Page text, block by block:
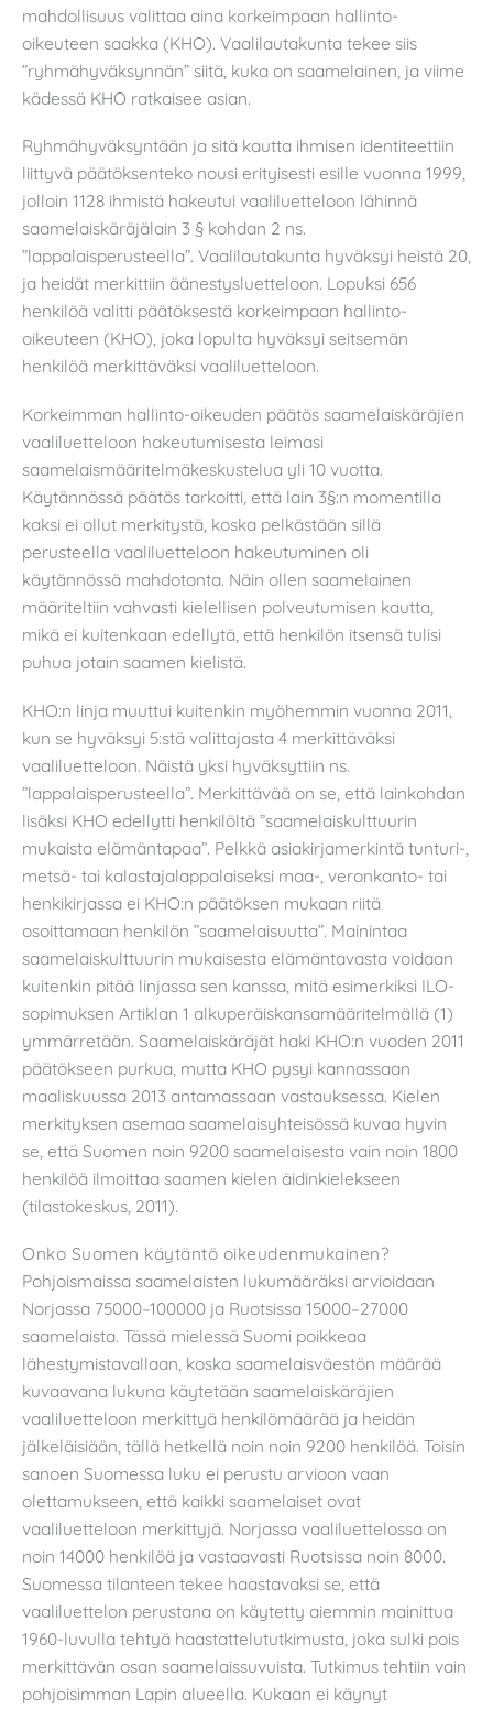
mahdollisuus valittaa aina korkeimpaan hallinto-
oikeuteen saakka (KHO). Vaalilautakunta tekee siis
”ryhmähyväksynnän” siitä, kuka on saamelainen, ja viime
kädessä KHO ratkaisee asian.
Ryhmähyväksyntään ja sitä kautta ihmisen identiteettiin
liittyvä päätöksenteko nousi erityisesti esille vuonna 1999,
jolloin 1128 ihmistä hakeutui vaaliluetteloon lähinnä
saamelaiskäräjälain 3 § kohdan 2 ns.
”lappalaisperusteella”. Vaalilautakunta hyväksyi heistä 20,
ja heidät merkittiin äänestysluetteloon. Lopuksi 656
henkilöä valitti päätöksestä korkeimpaan hallinto-
oikeuteen (KHO), joka lopulta hyväksyi seitsemän
henkilöä merkittäväksi vaaliluetteloon.
Korkeimman hallinto-oikeuden päätös saamelaiskäräjien
vaaliluetteloon hakeutumisesta leimasi
saamelaismääritelmäkeskustelua yli 10 vuotta.
Käytännössä päätös tarkoitti, että lain 3§:n momentilla
kaksi ei ollut merkitystä, koska pelkästään sillä
perusteella vaaliluetteloon hakeutuminen oli
käytännössä mahdotonta. Näin ollen saamelainen
määriteltiin vahvasti kielellisen polveutumisen kautta,
mikä ei kuitenkaan edellytä, että henkilön itsensä tulisi
puhua jotain saamen kielistä.
KHO:n linja muuttui kuitenkin myöhemmin vuonna 2011,
kun se hyväksyi 5:stä valittajasta 4 merkittäväksi
vaaliluetteloon. Näistä yksi hyväksyttiin ns.
”lappalaisperusteella”. Merkittävää on se, että lainkohdan
lisäksi KHO edellytti henkilöltä ”saamelaiskulttuurin
mukaista elämäntapaa”. Pelkkä asiakirjamerkintä tunturi-,
metsä- tai kalastajalappalaiseksi maa-, veronkanto- tai
henkikirjassa ei KHO:n päätöksen mukaan riitä
osoittamaan henkilön ”saamelaisuutta”. Mainintaa
saamelaiskulttuurin mukaisesta elämäntavasta voidaan
kuitenkin pitää linjassa sen kanssa, mitä esimerkiksi ILO-
sopimuksen Artiklan 1 alkuperäiskansamääritelmällä (1)
ymmärretään. Saamelaiskäräjät haki KHO:n vuoden 2011
päätökseen purkua, mutta KHO pysyi kannassaan
maaliskuussa 2013 antamassaan vastauksessa. Kielen
merkityksen asemaa saamelaisyhteisössä kuvaa hyvin
se, että Suomen noin 9200 saamelaisesta vain noin 1800
henkilöä ilmoittaa saamen kielen äidinkielekseen
(tilastokeskus, 2011).
Onko Suomen käytäntö oikeudenmukainen?
Pohjoismaissa saamelaisten lukumääräksi arvioidaan
Norjassa 75000–100000 ja Ruotsissa 15000–27000
saamelaista. Tässä mielessä Suomi poikkeaa
lähestymistavallaan, koska saamelaisväestön määrää
kuvaavana lukuna käytetään saamelaiskäräjien
vaaliluetteloon merkittyä henkilömäärää ja heidän
jälkeläisiään, tällä hetkellä noin noin 9200 henkilöä. Toisin
sanoen Suomessa luku ei perustu arvioon vaan
olettamukseen, että kaikki saamelaiset ovat
vaaliluetteloon merkittyjä. Norjassa vaaliluettelossa on
noin 14000 henkilöä ja vastaavasti Ruotsissa noin 8000.
Suomessa tilanteen tekee haastavaksi se, että
vaaliluettelon perustana on käytetty aiemmin mainittua
1960-luvulla tehtyä haastattelututkimusta, joka sulki pois
merkittävän osan saamelaissuvuista. Tutkimus tehtiin vain
pohjoisimman Lapin alueella. Kukaan ei käynyt